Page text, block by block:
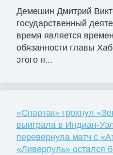
Демешин Дмитрий
государственный
время является
обязанности главы
этого н...
«Спартак» грохнул
выиграла в Индиан-
перевернула матч с
«Ливерпуль» остался